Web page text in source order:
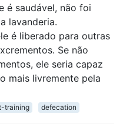
é saudável, não foi
lavanderia.
é liberado para outras
Se não
ele seria capaz
mais livremente pela
training defecation